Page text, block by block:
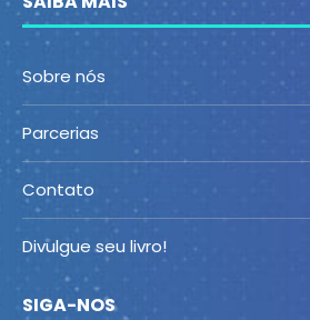
Sobre nós
Parcerias
Contato
Divulgue seu livro!
SIGA-NOS